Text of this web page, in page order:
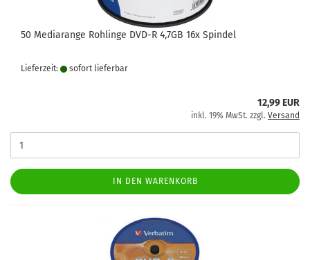
50 Mediarange Rohlinge DVD-R 4,7GB 16x Spindel
Lieferzeit: sofort lie­fer­bar
12,99 EUR
inkl. 19% MwSt. zzgl. Versand
IN DEN WARENKORB